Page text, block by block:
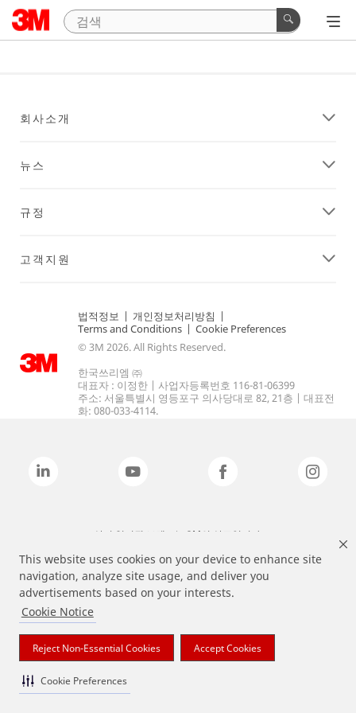
This website uses cookies on your device to enhance site
navigation, analyze site usage, and deliver you
advertisements based on your interests.
Cookie Notice
Reject Non-Essential Cookies Accept Cookies
Cookie Preferences
회사소개
뉴스
규정
고객지원
법적정보 | 개인정보처리방침 |
Terms and Conditions | Cookie Preferences
© 3M 2026. All Rights Reserved.
한국쓰리엠 ㈜
대표자 : 이정한 | 사업자등록번호 116-81-06399
주소: 서울특별시 영등포구 의사당대로 82, 21층 | 대표전
화: 080-033-4114.
상기 열거된 브랜드는 3M의 상표입니다.